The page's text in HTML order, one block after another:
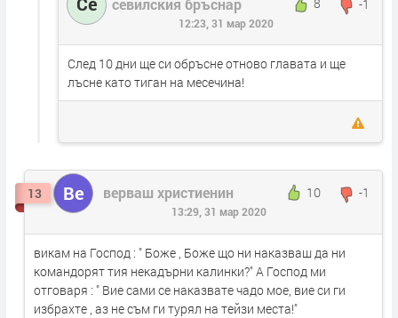
севилския бръснар 8 -1
12:23, 31 мар 2020
След 10 дни ще си обръсне отново главата и ще
лъсне като тиган на месечина!
13 Ве верваш христиенин 10 -1
13:29, 31 мар 2020
викам на Господ : " Боже , Боже що ни наказваш да ни
командорят тия некадърни калинки?" А Господ ми
отговаря : " Вие сами се наказвате чадо мое, вие си ги
избрахте , аз не съм ги турял на тейзи места!"